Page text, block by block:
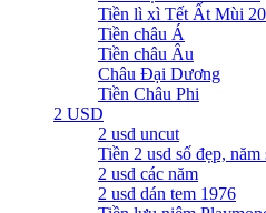
Tiền lì xì Tết Ất Mùi
Tiền châu Á
Tiền châu Âu
Châu Đại Dương
Tiền Châu Phi
2 USD
2 usd uncut
Tiền 2 usd số đẹp, năm
2 usd các năm
2 usd dán tem 1976